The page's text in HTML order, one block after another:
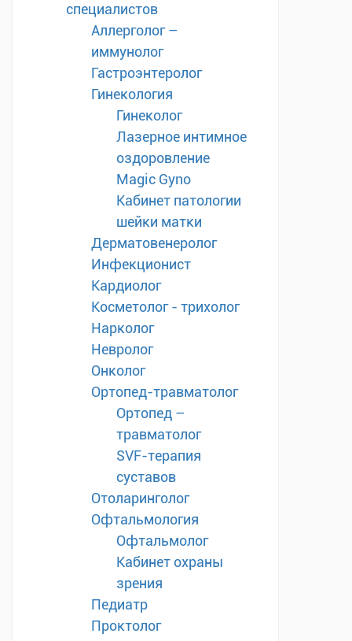
специалистов
Аллерголог –
иммунолог
Гастроэнтеролог
Гинекология
Гинеколог
Лазерное интимное
оздоровление
Magic Gyno
Кабинет патологии
шейки матки
Дерматовенеролог
Инфекционист
Кардиолог
Косметолог - трихолог
Нарколог
Невролог
Онколог
Ортопед-травматолог
Ортопед –
травматолог
SVF-терапия
суставов
Отоларинголог
Офтальмология
Офтальмолог
Кабинет охраны
зрения
Педиатр
Проктолог